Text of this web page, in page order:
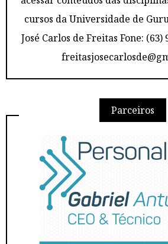
cursos da Universidade de
José Carlos de Freitas Fone: (63)
Parceiros